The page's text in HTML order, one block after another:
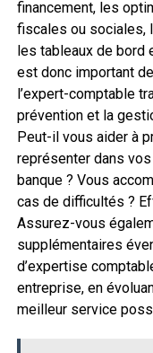
financement, les
fiscales ou sociales,
les tableaux de bord
est donc important
l’expert-comptable
prévention et la
Peut-il vous aider à
représenter dans
banque ? Vous
cas de difficultés ?
Assurez-vous
supplémentaires
d’expertise
entreprise, en
meilleur service